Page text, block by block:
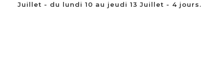
Juillet - du lundi 10 au jeudi 13 Juillet - 4 jours.